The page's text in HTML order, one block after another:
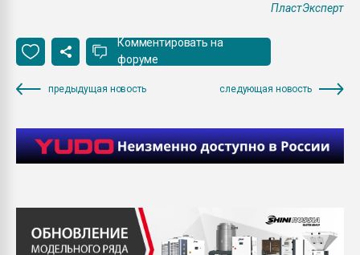
ПластЭксперт
Комментировать на
форуме
предыдущая новость следующая новость